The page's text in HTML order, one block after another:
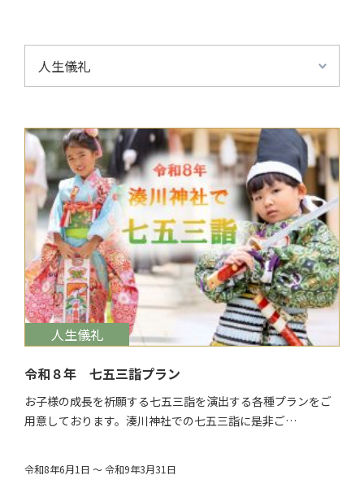
$target_date
人生儀礼
令和８年 七五三詣プラン
お子様の成長を祈願する七五三詣を演出する各種プランをご
用意しております。湊川神社での七五三詣に是非ご…
令和8年6月1日 ～ 令和9年3月31日